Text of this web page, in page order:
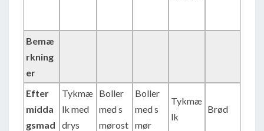
Bemæ
rkning
er
Efter
midda
gsmad
Tykmæ
lk med
drys
Boller
med s
mørost
Boller
med s
mør
Tykmæ
lk
Brød